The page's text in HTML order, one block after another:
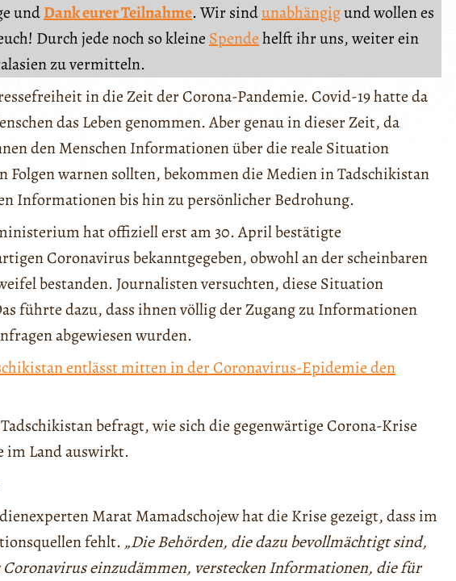
undDank eurer Teilnahme. Wir sindunabhängigund wollen es
Durch jede noch so kleine Spendehelft ihr uns, weiter ein
zu vermitteln.
in die Zeit der Corona-Pandemie. Covid-19 hatte da
das Leben genommen. Aber genau in dieser Zeit, da
den Menschen Informationen über die reale Situation
warnen sollten, bekommen die Medien in Tadschikistan
Informationen bis hin zu persönlicher Bedrohung.
hat offiziell erst am 30. April bestätigte
Coronavirus bekanntgegeben, obwohl an der scheinbaren
bestanden. Journalisten versuchten, diese Situation
führte dazu, dass ihnen völlig der Zugang zu Informationen
abgewiesen wurden.
entlässt mitten in der Coronavirus-Epidemie den
befragt, wie sich die gegenwärtige Corona-Krise
im Land auswirkt.
Marat Mamadschojew hat die Krise gezeigt, dass im
fehlt. „Die Behörden, die dazu bevollmächtigt sind,
einzudämmen, verstecken Informationen, die für